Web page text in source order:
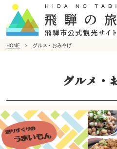
HOME グルメ・おみやげ
グルメ・